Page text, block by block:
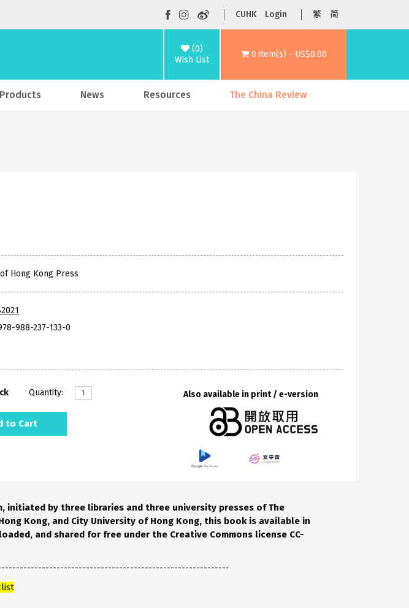
CUHK Login 繁 简
(0)
Wish List
0 item(s) - US$0.00
News Resources The China Review
Hong Kong Press
988-237-133-0
Quantity:
to Cart
Also available in print / e-version
initiated by three libraries and three university presses of The
Kong, and City University of Hong Kong, this book is available in
and shared for free under the Creative Commons license CC-